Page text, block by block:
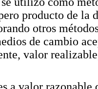
producto de la
otros
de cambio
valor